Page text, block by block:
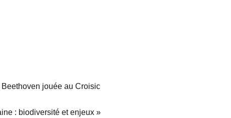
jouée au Croisic
: biodiversité et enjeux »